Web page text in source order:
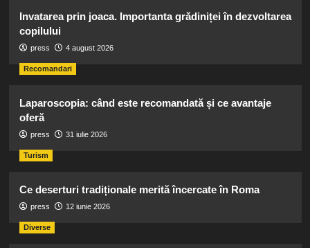
Invatarea prin joaca. Importanta grădiniței în dezvoltarea
copilului
press 4 august 2026
Recomandari
Laparoscopia: când este recomandată și ce avantaje
oferă
press 31 iulie 2026
Turism
Ce deserturi tradiționale merită încercate în Roma
press 12 iunie 2026
Diverse